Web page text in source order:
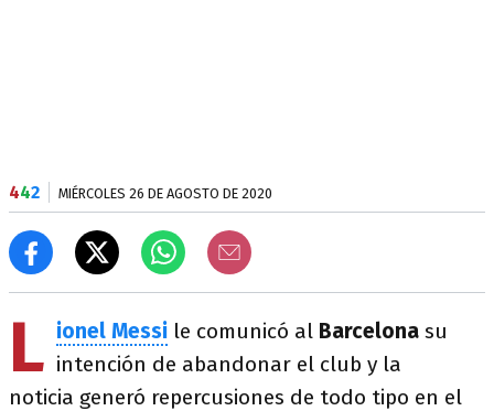
442 MIÉRCOLES 26 DE AGOSTO DE 2020
L ionel Messi le comunicó al Barcelona su
intención de abandonar el club y la
noticia generó repercusiones de todo tipo en el